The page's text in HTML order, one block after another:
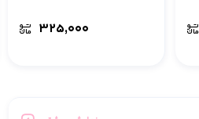
۳۲۵,۰۰۰